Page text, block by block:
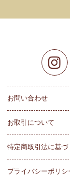
お問い合わせ
お取引について
特定商取引法に基づ
プライバシーポリシ